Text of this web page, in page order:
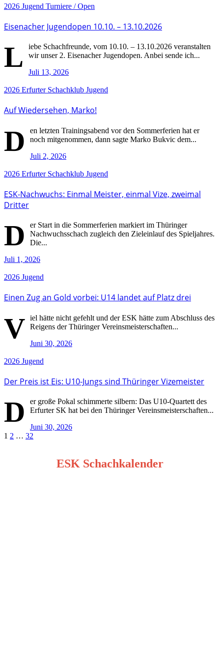
2026 Jugend Turniere / Open
Eisenacher Jugendopen 10.10. – 13.10.2026
L
iebe Schachfreunde, vom 10.10. – 13.10.2026 veranstalten
wir unser 2. Eisenacher Jugendopen. Anbei sende ich...
Juli 13, 2026
2026 Erfurter Schachklub Jugend
Auf Wiedersehen, Marko!
D
en letzten Trainingsabend vor den Sommerferien hat er
noch mitgenommen, dann sagte Marko Bukvic dem...
Juli 2, 2026
2026 Erfurter Schachklub Jugend
ESK-Nachwuchs: Einmal Meister, einmal Vize, zweimal
Dritter
D
er Start in die Sommerferien markiert im Thüringer
Nachwuchsschach zugleich den Zieleinlauf des Spieljahres.
Die...
Juli 1, 2026
2026 Jugend
Einen Zug an Gold vorbei: U14 landet auf Platz drei
V iel hätte nicht gefehlt und der ESK hätte zum Abschluss des
Reigens der Thüringer Vereinsmeisterschaften...
Juni 30, 2026
2026 Jugend
Der Preis ist Eis: U10-Jungs sind Thüringer Vizemeister
D
er große Pokal schimmerte silbern: Das U10-Quartett des
Erfurter SK hat bei den Thüringer Vereinsmeisterschaften...
Juni 30, 2026
Seitennummerierung
1 2 … 32
ESK Schachkalender